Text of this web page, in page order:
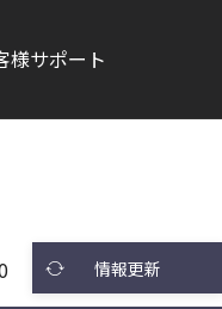
様サポート
情報更新